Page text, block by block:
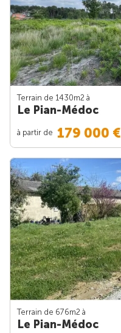
Terrain de 1430m2 à
Le Pian-Médoc
à partir de 179 000 €
Terrain de 676m2 à
Le Pian-Médoc